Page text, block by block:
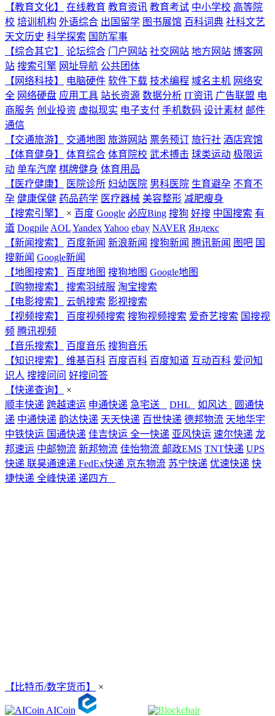
【教育文化】
在线教育 教育资讯 教育考试 中小学校 高等院
校 培训机构 外语综合 出国留学 图书展馆 百科词典 社科文艺
天文历史 科学探索 国防军事
【综合其它】
论坛综合 门户网站 社交网站 地方网站 博客网
站 搜索引擎 网址导航 公共团体
【网络科技】
电脑硬件 软件下载 技术编程 域名主机 网络安
全 网络硬盘 应用工具 站长资源 数据分析 IT资讯 广告联盟 电
商服务 创业投资 虚拟现实 电子支付 手机数码 设计素材 邮件
通信
【交通旅游】
交通地图 旅游网站 票务预订 旅行社 酒店宾馆
【体育健身】
体育综合 体育院校 武术搏击 球类运动 极限运
动 单车汽摩 棋牌健身 体育用品
【医疗健康】
医院诊所 妇幼医院 男科医院 生育避孕 不育不
孕 健康保健 药品药学 医疗器械 美容整形 减肥瘦身
【搜索引擎】
× 百度 Google 必应Bing 搜狗 好搜 中国搜索 有
道 Dogpile AOLYandexYahoo ebay NAVER Яндекс
【新闻搜索】
百度新闻 新浪新闻 搜狗新闻 腾讯新闻 图吧 国
搜新闻 Google新闻
【地图搜索】
百度地图 搜狗地图 Google地图
【购物搜索】
搜索羽绒服 淘宝搜索
【电影搜索】
云帆搜索 影视搜索
【视频搜索】
百度视频搜索 搜狗视频搜索 爱奇艺搜索 国搜视
频 腾讯视频
【音乐搜索】
百度音乐 搜狗音乐
【知识搜索】
维基百科 百度百科 百度知道 互动百科 爱问知
识人 搜搜问问 好搜问答
【快递查询】
×
顺丰快递 跨越速运 申通快递 急宅送 DHL 如风达
圆通快
递 中通快递 韵达快递 天天快递 百世快递 德邦物流 天地华宇
中铁快运 国通快递 佳吉快运 全一快递 亚风快运 速尔快递 龙
邦速运 中邮物流 新邦物流 佳怡物流 邮政EMS TNT快递 UPS
快递 联昊通速递 FedEx快递 京东物流 苏宁快递 优速快递 快
捷快递 全峰快递 递四方
【比特币/数字货币】 ×
AICoin